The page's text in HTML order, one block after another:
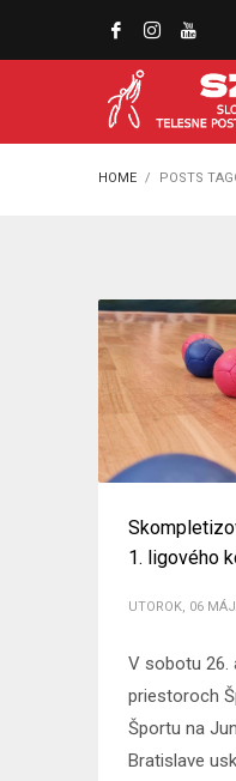
HOME POSTS
1. ligového
UTOROK, 06
V sobotu 26.
priestoroch
Športu na
Bratislave